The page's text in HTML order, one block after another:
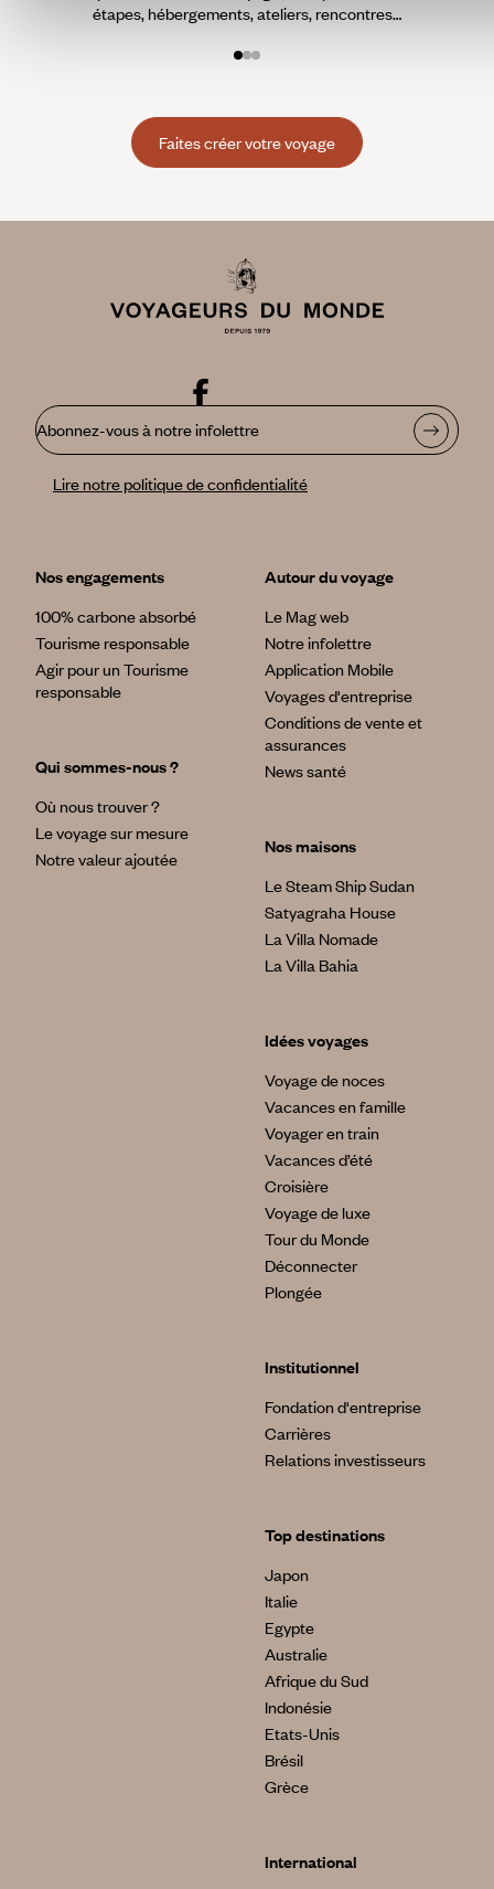
étapes, hébergements, ateliers, rencontres…
Faites créer votre voyage
Abonnez-vous à notre infolettre
Lire notre politique de confidentialité
Nos engagements
100% carbone absorbé
Tourisme responsable
Agir pour un Tourisme
responsable
Qui sommes-nous ?
Où nous trouver ?
Le voyage sur mesure
Notre valeur ajoutée
Autour du voyage
Le Mag web
Notre infolettre
Application Mobile
Voyages d'entreprise
Conditions de vente et
assurances
News santé
Nos maisons
Le Steam Ship Sudan
Satyagraha House
La Villa Nomade
La Villa Bahia
Idées voyages
Voyage de noces
Vacances en famille
Voyager en train
Vacances d’été
Croisière
Voyage de luxe
Tour du Monde
Déconnecter
Plongée
Institutionnel
Fondation d'entreprise
Carrières
Relations investisseurs
Top destinations
Japon
Italie
Egypte
Australie
Afrique du Sud
Indonésie
Etats-Unis
Brésil
Grèce
International